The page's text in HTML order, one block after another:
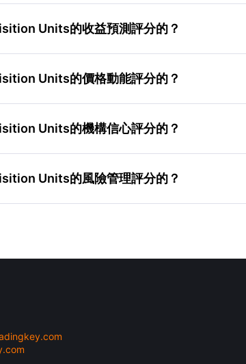
Units的收益預測評分的？
Units的價格動能評分的？
Units的機構信心評分的？
Units的風險管理評分的？